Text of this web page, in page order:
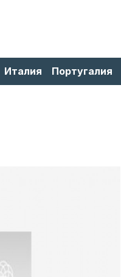
Италия Португалия